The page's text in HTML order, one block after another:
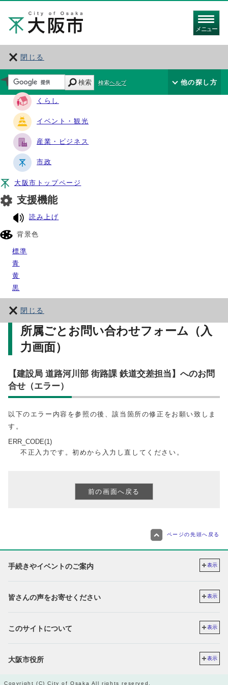
メニュー
閉じる
サイト・ナビ
くらし
イベント・観光
産業・ビジネス
市政
大阪市トップページ
支援機能
読み上げ
背景色
標準
青
黄
黒
閉じる
検索 検索ヘルプ 他の探し方
所属ごとお問い合わせフォーム（入
力画面）
【建設局 道路河川部 街路課 鉄道交差担当】へのお問
合せ（エラー）
以下のエラー内容を参照の後、該当箇所の修正をお願い致しま
す。
ERR_CODE(1)
不正入力です。初めから入力し直してください。
ページの先頭へ戻る
手続きやイベントのご案内 表示
皆さんの声をお寄せください 表示
このサイトについて 表示
大阪市役所 表示
Copyright (C) City of Osaka All rights reserved.